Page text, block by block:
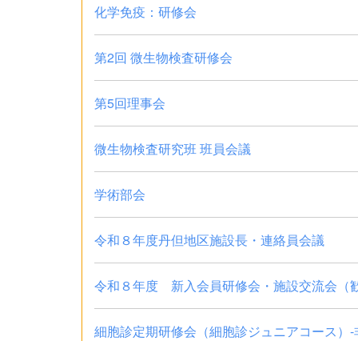
化学免疫：研修会
第2回 微生物検査研修会
第5回理事会
微生物検査研究班 班員会議
学術部会
令和８年度丹但地区施設長・連絡員会議
令和８年度 新入会員研修会・施設交流会（
細胞診定期研修会（細胞診ジュニアコース）